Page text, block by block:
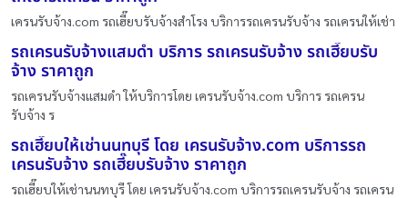
เครนรับจ้าง.com รถเฮี๊ยบรับจ้างสำโรง บริการรถเครนรับจ้าง รถเครนให้เช่า
รถเครนรับจ้างแสมดำ บริการ รถเครนรับจ้าง รถเฮี๊ยบรับ
จ้าง ราคาถูก
รถเครนรับจ้างแสมดำ ให้บริการโดย เครนรับจ้าง.com บริการ รถเครน
รับจ้าง ร
รถเฮี๊ยบให้เช่านนทบุรี โดย เครนรับจ้าง.com บริการรถ
เครนรับจ้าง รถเฮี๊ยบรับจ้าง ราคาถูก
รถเฮี๊ยบให้เช่านนทบุรี โดย เครนรับจ้าง.com บริการรถเครนรับจ้าง รถเครน